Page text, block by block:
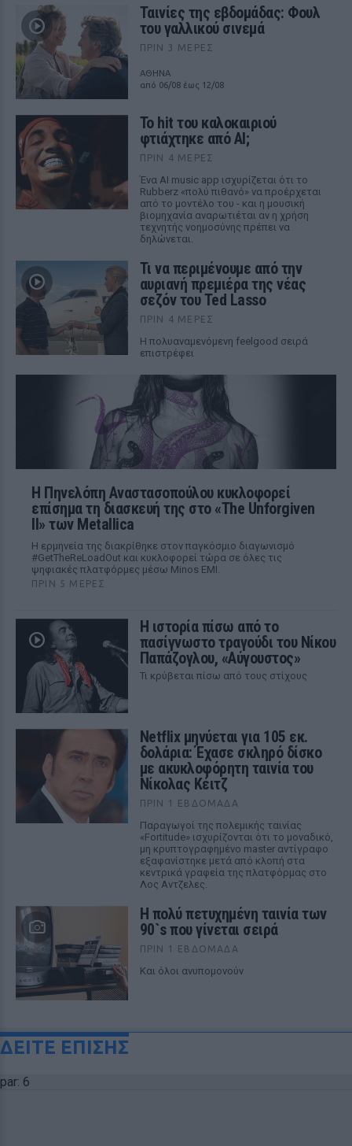
Ταινίες της εβδομάδας: Φουλ
του γαλλικού σινεμά
ΠΡΙΝ 3 ΜΈΡΕΣ
ΑΘΗΝΑ
από 06/08 έως 12/08
Το hit του καλοκαιριού
φτιάχτηκε από AI;
ΠΡΙΝ 4 ΜΈΡΕΣ
Ένα AI music app ισχυρίζεται ότι το
Rubberz «πολύ πιθανό» να προέρχεται
από το μοντέλο του - και η μουσική
βιομηχανία αναρωτιέται αν η χρήση
τεχνητής νοημοσύνης πρέπει να
δηλώνεται.
Τι να περιμένουμε από την
αυριανή πρεμιέρα της νέας
σεζόν του Ted Lasso
ΠΡΙΝ 4 ΜΈΡΕΣ
Η πολυαναμενόμενη feelgood σειρά
επιστρέφει
Η Πηνελόπη Αναστασοπούλου κυκλοφορεί
επίσημα τη διασκευή της στο «The Unforgiven
II» των Metallica
Η ερμηνεία της διακρίθηκε στον παγκόσμιο διαγωνισμό
#GetTheReLoadOut και κυκλοφορεί τώρα σε όλες τις
ψηφιακές πλατφόρμες μέσω Minos EMI.
ΠΡΙΝ 5 ΜΈΡΕΣ
Η ιστορία πίσω από το
πασίγνωστο τραγούδι του Νίκου
Παπάζογλου, «Αύγουστος»
Τι κρύβεται πίσω από τους στίχους
Netflix μηνύεται για 105 εκ.
δολάρια: Έχασε σκληρό δίσκο
με ακυκλοφόρητη ταινία του
Νίκολας Κέιτζ
ΠΡΙΝ 1 ΕΒΔΟΜΆΔΑ
Παραγωγοί της πολεμικής ταινίας
«Fortitude» ισχυρίζονται ότι το μοναδικό,
μη κρυπτογραφημένο master αντίγραφο
εξαφανίστηκε μετά από κλοπή στα
κεντρικά γραφεία της πλατφόρμας στο
Λος Αντζελες.
Η πολύ πετυχημένη ταινία των
90`s που γίνεται σειρά
ΠΡΙΝ 1 ΕΒΔΟΜΆΔΑ
Και όλοι ανυπομονούν
ΔΕΙΤΕ ΕΠΙΣΗΣ
par: 6